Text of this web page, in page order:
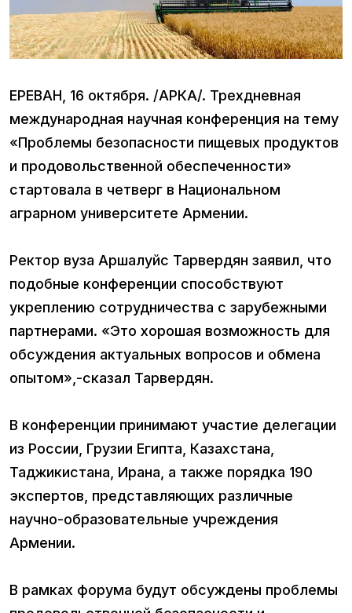
ЕРЕВАН, 16 октября. /АРКА/. Трехдневная
международная научная конференция на тему
«Проблемы безопасности пищевых продуктов
и продовольственной обеспеченности»
стартовала в четверг в Национальном
аграрном университете Армении.
Ректор вуза Аршалуйс Тарвердян заявил, что
подобные конференции способствуют
укреплению сотрудничества с зарубежными
партнерами. «Это хорошая возможность для
обсуждения актуальных вопросов и обмена
опытом»,-сказал Тарвердян.
В конференции принимают участие делегации
из России, Грузии Египта, Казахстана,
Таджикистана, Ирана, а также порядка 190
экспертов, представляющих различные
научно-образовательные учреждения
Армении.
В рамках форума будут обсуждены проблемы